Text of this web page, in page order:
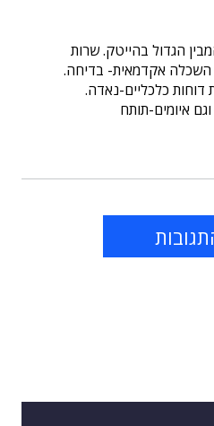
הגדול בהייטק. שרות
השכלה אקדמאית- בדיחה.
דוחות כלכליים-נאדה.
איומים-תותח